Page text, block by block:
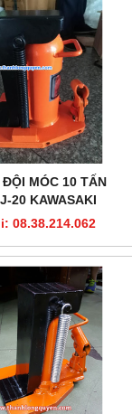
ĐỘI MÓC 10 TẤN
20 KAWASAKI
08.38.214.062